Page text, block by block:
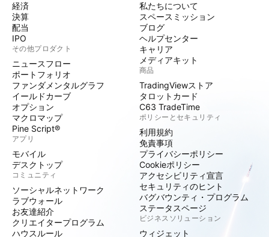
経済
決算
配当
IPO
その他プロダクト
ニュースフロー
ポートフォリオ
ファンダメンタルグラフ
イールドカーブ
オプション
マクロマップ
Pine Script®
アプリ
モバイル
デスクトップ
コミュニティ
ソーシャルネットワーク
ラブウォール
お友達紹介
クリエイタープログラム
ハウスルール
私たちについて
スペースミッション
ブログ
ヘルプセンター
キャリア
メディアキット
商品
TradingViewストア
タロットカード
C63 TradeTime
ポリシーとセキュリティ
利用規約
免責事項
プライバシーポリシー
Cookieポリシー
アクセシビリティ宣言
セキュリティのヒント
バグバウンティ・プログラム
ステータスページ
ビジネスソリューション
ウィジェット